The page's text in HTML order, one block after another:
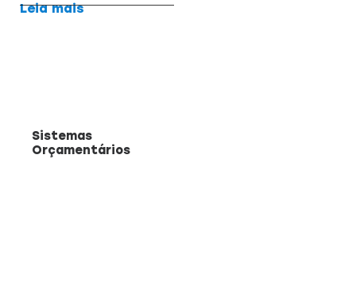
Leia mais
Sistemas
Orçamentários